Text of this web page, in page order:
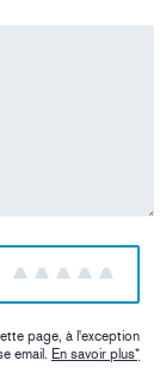
5
4
3
2
1
page, à l'exception
email. En savoir plus*